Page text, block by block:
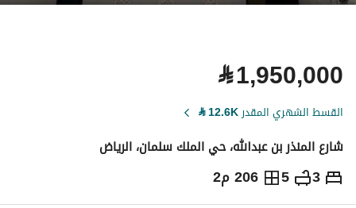
⃁1,950,000
القسط الشهري المقدر12.6K
⃁
شارع المنذر بن عبدالله، حي الملك سلمان، الرياض
3
5 206 م2 ⃁
1,950,000